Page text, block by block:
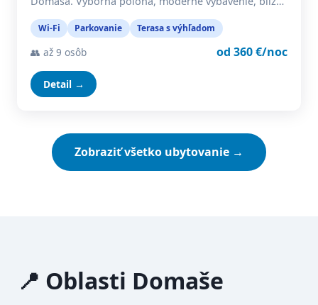
Wi-Fi Parkovanie Terasa s výhľadom
👥 až 9 osôb od 360 €/noc
Detail →
Zobraziť všetko ubytovanie →
📍 Oblasti Domaše